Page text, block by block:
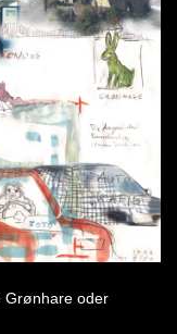
Grønhare oder